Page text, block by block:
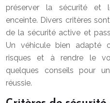
préserver la sécurité et
enceinte. Divers critères
de la sécurité active et
Un véhicule bien adapté
risques et à rendre le
quelques conseils pour
réussie.